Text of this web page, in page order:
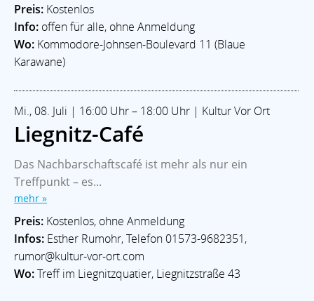
Preis: Kostenlos
Info: offen für alle, ohne Anmeldung
Wo: Kommodore-Johnsen-Boulevard 11 (Blaue
Karawane)
Mi., 08. Juli | 16:00 Uhr – 18:00 Uhr | Kultur Vor Ort
Liegnitz-Café
Das Nachbarschaftscafé ist mehr als nur ein
Treffpunkt – es...
mehr »
Preis: Kostenlos, ohne Anmeldung
Infos: Esther Rumohr, Telefon 01573-9682351,
rumor@kultur-vor-ort.com
Wo:Treff im Liegnitzquatier, Liegnitzstraße 43